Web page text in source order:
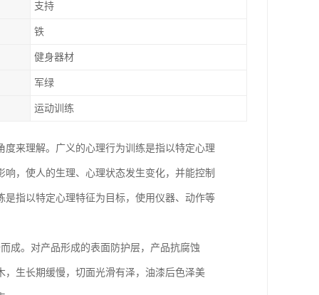
支持
铁
健身器材
军绿
运动训练
来理解。广义的心理行为训练是指以特定心理
，使人的生理、心理状态发生变化，并能控制
指以特定心理特征为目标，使用仪器、动作等
成。对产品形成的表面防护层，产品抗腐蚀
生长期缓慢，切面光滑有泽，油漆后色泽美